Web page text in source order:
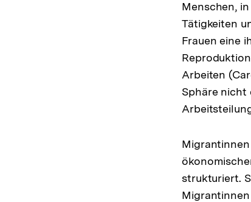
Menschen,
Tätigkeiten
Frauen eine
Arbeiten
Sphäre nicht
strukturiert.